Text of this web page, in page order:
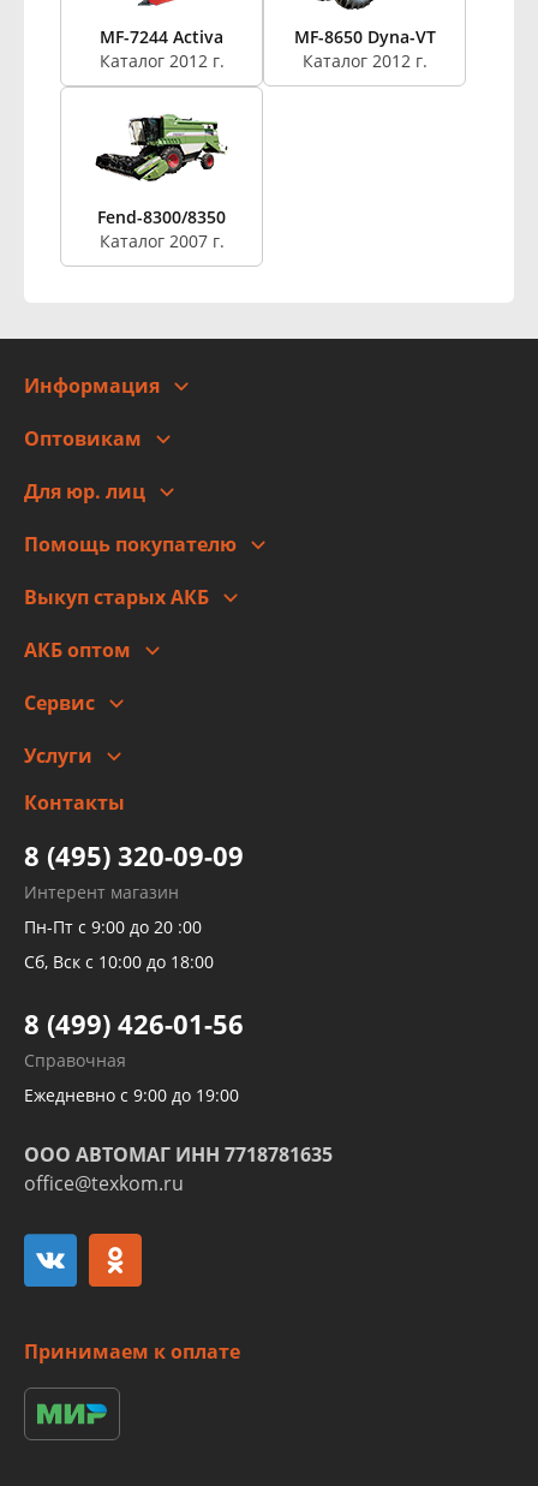
MF-7244 Activa
Каталог 2012 г.
MF-8650 Dyna-VT
Каталог 2012 г.
Fend-8300/8350
Каталог 2007 г.
Информация
Адреса
Новости
Правовая информация
Оптовикам
Для юр. лиц
Помощь покупателю
Оплата
Гарантии и возврат
Выкуп старых АКБ
АКБ оптом
Сервис
Заправка кондиционера авто
Детейлинг
Услуги
высокого давления
Тормозных трубок
Рукавов гидроусилителей
Рукавов компрессоров и турбин
Трубок кондиционеров
Развертка пайка медных стальных
алюминиевых трубок и штуцеров
Контакты
8 (495) 320-09-09
Интерент магазин
Пн-Пт с 9:00 до 20 :00
Сб, Вск с 10:00 до 18:00
8 (499) 426-01-56
Справочная
Ежедневно с 9:00 до 19:00
ООО АВТОМАГ ИНН 7718781635
office@texkom.ru
Принимаем к оплате